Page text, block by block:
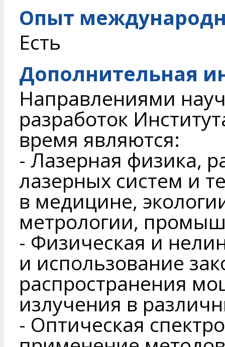
Опыт
Есть
Дополнительная
Направлениями
разработок
время являются:
- Лазерная физика,
лазерных систем и
в медицине,
метрологии,
- Физическая и
и использование
распространения
излучения в
- Оптическая